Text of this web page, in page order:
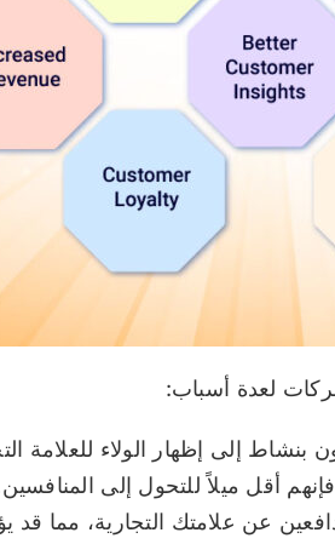
لعدة أسباب:
بنشاط إلى إظهار الولاء للعلامة
أقل ميلاً للتحول إلى
عن علامتك التجارية، مما قد